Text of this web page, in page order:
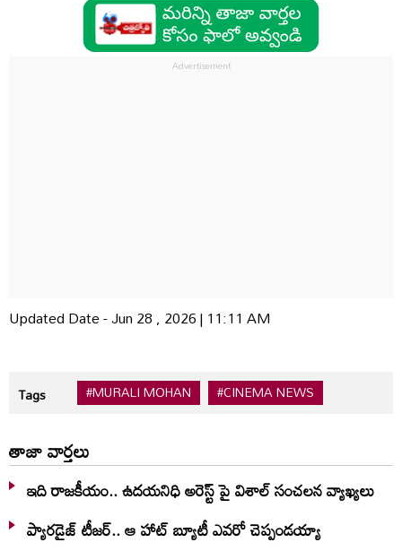
Updated Date - Jun 28 , 2026 | 11:11 AM
Tags #MURALI MOHAN #CINEMA NEWS
తాజా వార్తలు
ఇది రాజకీయం.. ఉదయనిధి అరెస్ట్ పై విశాల్ సంచలన వ్యాఖ్యలు
ప్యారడైజ్ టీజర్.. ఆ హాట్ బ్యూటీ ఎవరో చెప్పండయ్యా